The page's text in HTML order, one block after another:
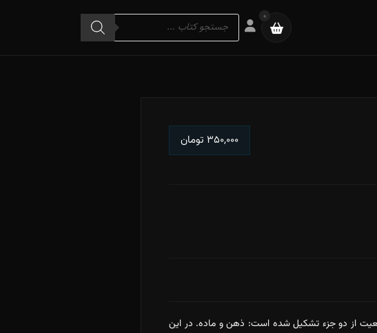
0
Products
search
۳۵۰,۰۰۰ تومان
از دو جزء تشکیل شده است: ذهن و ماده. در این